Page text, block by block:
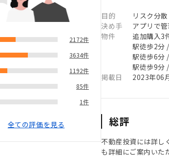
2172件
3634件
1192件
85件
1件
全ての評価を見る
目的
リスク分散
決め手
アプリで
物件
追加購入3
駅徒歩2分
駅徒歩6分
駅徒歩9分
掲載日
2023年06
総評
不動産投資には詳し
も詳細にご案内いた